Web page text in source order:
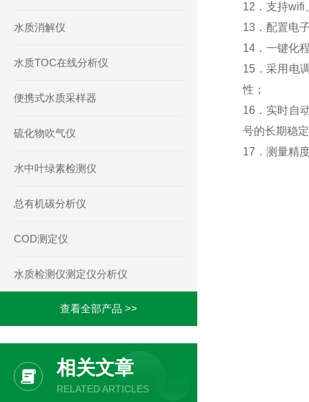
12．支持wifi
13．配置电
14．一键化
15．采用电
性；
16．实时自
号的长期稳
17．测量精
水质消解仪
水质TOC在线分析仪
便携式水质采样器
硫化物吹气仪
水中叶绿素检测仪
总有机碳分析仪
COD测定仪
水质检测仪测定仪分析仪
查看全部产品 >>
相关文章
RELATED ARTICLES